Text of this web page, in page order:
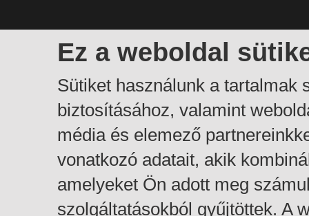
Ez a weboldal
Sütiket használunk a tartalmak
biztosításához, valamint
média és elemező
vonatkozó adatait, akik
amelyeket Ön adott meg
szolgáltatásokból gyűjtöttek. A